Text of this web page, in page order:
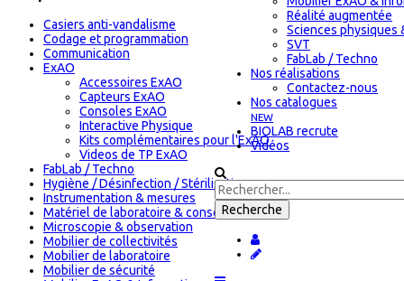
Réalité augmentée
Sciences physiques
SVT
FabLab / Techno
Nos réalisations
Contactez-nous
Nos catalogues
NEW
BIOLAB recrute
Vidéos
Casiers anti-vandalisme
Codage et programmation
Communication
ExAO
Accessoires ExAO
Capteurs ExAO
Consoles ExAO
Interactive Physique
Kits complémentaires pour l'ExAO
Videos de TP ExAO
FabLab / Techno
Hygiène / Désinfection / Stérilisation
Instrumentation & mesures
Matériel de laboratoire & consommables
Microscopie & observation
Mobilier de collectivités
Mobilier de laboratoire
Mobilier de sécurité